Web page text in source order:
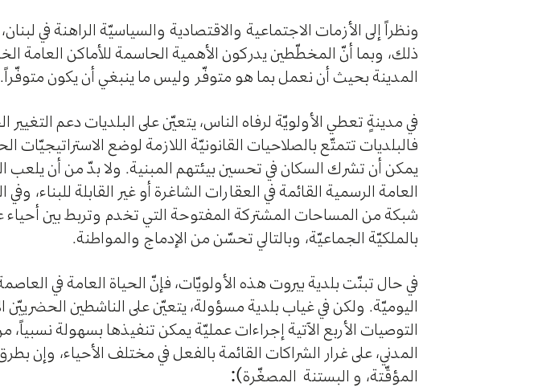
ونظراً إلى الأزمات الاجتماعية والاقتصادية والسياسيّة الراهنة في
ذلك، وبما أنّ المخطّطين يدركون الأهمية الحاسمة للأماكن العامة
المدينة بحيث أن نعمل بما هو متوفّر وليس ما ينبغي أن يكون متوفّراً.
في مدينةٍ تعطي الأولويّة لرفاه الناس، يتعيّن على البلديات دعم
فالبلديات تتمتّع بالصلاحيات القانونيّة اللازمة لوضع
يمكن أن تشرك السكان في تحسين بيئتهم المبنية. ولا بدّ من أن يلعب
العامة الرسمية القائمة في العقارات الشاغرة أو غير القابلة للبناء،
شبكة من المساحات المشتركة المفتوحة التي تخدم وتربط بين أحياء
بالملكيّة الجماعيّة، وبالتالي تحسّن من الإدماج والمواطنة.
في حال تبنّت بلدية بيروت هذه الأولويّات، فإنّ الحياة العامة في
اليوميّة. ولكن في غياب بلدية مسؤولة، يتعيّن على الناشطين
التوصيات الأربع الآتية إجراءات عمليّة يمكن تنفيذها بسهولة
المدني، على غرار الشراكات القائمة بالفعل في مختلف الأحياء، وإن
المؤقّتة، و البستنة المصغّرة):